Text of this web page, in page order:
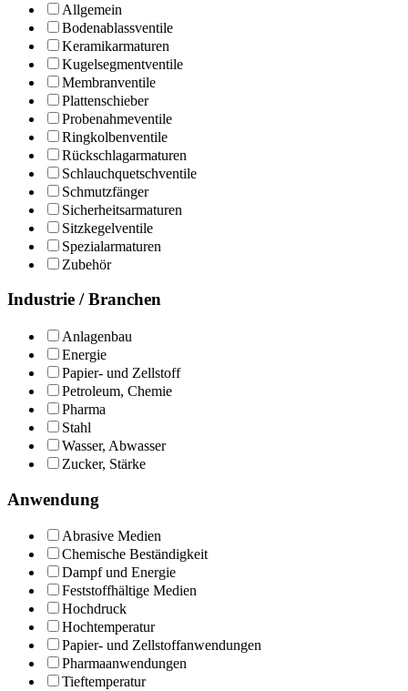
Allgemein
Bodenablassventile
Keramikarmaturen
Kugelsegmentventile
Membranventile
Plattenschieber
Probenahmeventile
Ringkolbenventile
Rückschlagarmaturen
Schlauchquetschventile
Schmutzfänger
Sicherheitsarmaturen
Sitzkegelventile
Spezialarmaturen
Zubehör
Industrie / Branchen
Anlagenbau
Energie
Papier- und Zellstoff
Petroleum, Chemie
Pharma
Stahl
Wasser, Abwasser
Zucker, Stärke
Anwendung
Abrasive Medien
Chemische Beständigkeit
Dampf und Energie
Feststoffhältige Medien
Hochdruck
Hochtemperatur
Papier- und Zellstoffanwendungen
Pharmaanwendungen
Tieftemperatur